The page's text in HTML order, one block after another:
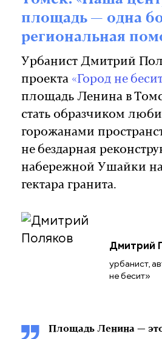
площадь — одна
региональная
Урбанист Дмитрий
проекта «Город не
площадь Ленина в
стать образчиком
горожанами
не бездарная
набережной Ушайки
гектара гранита.
Дмитрий
урбанист,
не бесит»
Площадь Ленина —